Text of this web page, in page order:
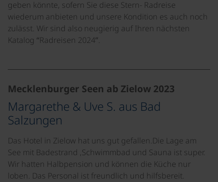
geben könnte, sofern Sie diese Stern- Radreise
wiederum anbieten und unsere Kondition es auch noch
zulässt. Wir sind also neugierig auf Ihren nächsten
Katalog “Radreisen 2024”.
©
Mecklenburger Seen ab Zielow 2023
Margarethe & Uve S. aus Bad
Salzungen
Das Hotel in Zielow hat uns gut gefallen.Die Lage am
See mit Badestrand ,Schwimmbad und Sauna ist super.
Wir hatten Halbpension und können die Küche nur
loben. Das Personal ist freundlich und hilfsbereit.